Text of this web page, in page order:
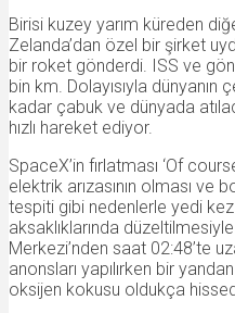
Birisi kuzey yarım küreden
Zelanda’dan özel bir şirket
bir roket gönderdi. ISS ve
bin km. Dolayısıyla
kadar çabuk ve dünyada
hızlı hareket ediyor.
SpaceX’in fırlatması ‘Of
elektrik arızasının olması ve
tespiti gibi nedenlerle yedi
aksaklıklarında
Merkezi’nden saat 02:48’te
anonsları yapılırken bir
oksijen kokusu oldukça